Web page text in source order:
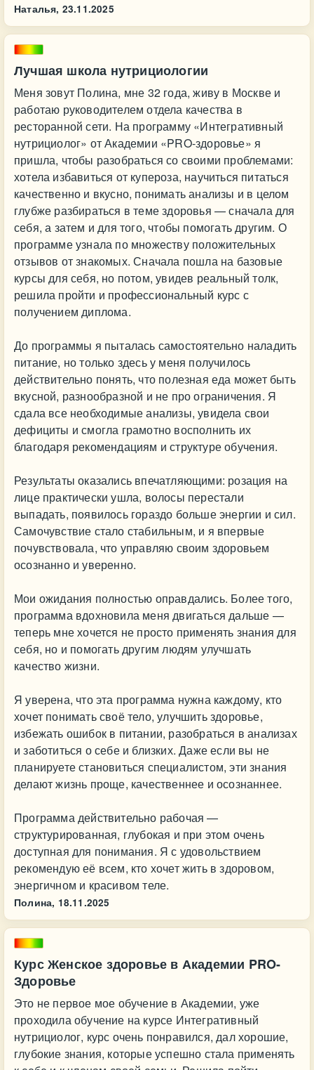
Наталья, 23.11.2025
Лучшая школа нутрициологии
Меня зовут Полина, мне 32 года, живу в Москве и
работаю руководителем отдела качества в
ресторанной сети. На программу «Интегративный
нутрициолог» от Академии «PRO-здоровье» я
пришла, чтобы разобраться со своими проблемами:
хотела избавиться от купероза, научиться питаться
качественно и вкусно, понимать анализы и в целом
глубже разбираться в теме здоровья — сначала для
себя, а затем и для того, чтобы помогать другим. О
программе узнала по множеству положительных
отзывов от знакомых. Сначала пошла на базовые
курсы для себя, но потом, увидев реальный толк,
решила пройти и профессиональный курс с
получением диплома.
До программы я пыталась самостоятельно наладить
питание, но только здесь у меня получилось
действительно понять, что полезная еда может быть
вкусной, разнообразной и не про ограничения. Я
сдала все необходимые анализы, увидела свои
дефициты и смогла грамотно восполнить их
благодаря рекомендациям и структуре обучения.
Результаты оказались впечатляющими: розация на
лице практически ушла, волосы перестали
выпадать, появилось гораздо больше энергии и сил.
Самочувствие стало стабильным, и я впервые
почувствовала, что управляю своим здоровьем
осознанно и уверенно.
Мои ожидания полностью оправдались. Более того,
программа вдохновила меня двигаться дальше —
теперь мне хочется не просто применять знания для
себя, но и помогать другим людям улучшать
качество жизни.
Я уверена, что эта программа нужна каждому, кто
хочет понимать своё тело, улучшить здоровье,
избежать ошибок в питании, разобраться в анализах
и заботиться о себе и близких. Даже если вы не
планируете становиться специалистом, эти знания
делают жизнь проще, качественнее и осознаннее.
Программа действительно рабочая —
структурированная, глубокая и при этом очень
доступная для понимания. Я с удовольствием
рекомендую её всем, кто хочет жить в здоровом,
энергичном и красивом теле.
Полина, 18.11.2025
Курс Женское здоровье в Академии PRO-
Здоровье
Это не первое мое обучение в Академии, уже
проходила обучение на курсе Интегративный
нутрициолог, курс очень понравился, дал хорошие,
глубокие знания, которые успешно стала применять